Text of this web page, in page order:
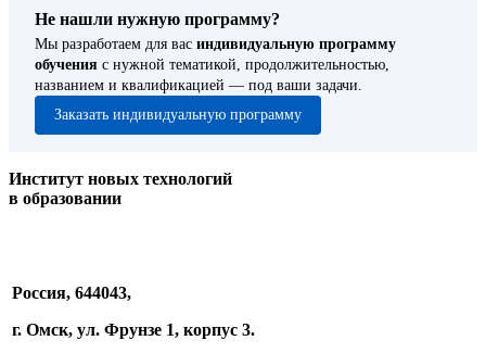
Не нашли нужную программу?
Мы разработаем для вас индивидуальную программу
обучения с нужной тематикой, продолжительностью,
названием и квалификацией — под ваши задачи.
Заказать индивидуальную программу
Институт новых технологий
в образовании
Россия, 644043,
г. Омск, ул. Фрунзе 1, корпус 3.